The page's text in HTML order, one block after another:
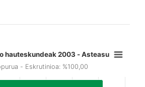
hauteskundeak 2003 - Asteasu
- Eskrutinioa: %100,00